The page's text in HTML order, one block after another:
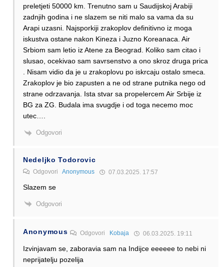
preletjeti 50000 km. Trenutno sam u Saudijskoj Arabiji
zadnjih godina i ne slazem se niti malo sa vama da su
Arapi uzasni. Najsporkiji zrakoplov definitivno iz moga
iskustva ostane nakon Kineza i Juzno Koreanaca. Air
Srbiom sam letio iz Atene za Beograd. Koliko sam citao i
slusao, ocekivao sam savrsenstvo a ono skroz druga prica
. Nisam vidio da je u zrakoplovu po iskrcaju ostalo smeca.
Zrakoplov je bio zapusten a ne od strane putnika nego od
strane odrzavanja. Ista stvar sa propelercem Air Srbije iz
BG za ZG. Budala ima svugdje i od toga necemo moc
utec….
Odgovori
Nedeljko Todorovic
Odgovori Anonymous 07.03.2025. 17:57
Slazem se
Odgovori
Anonymous Odgovori Kobaja 06.03.2025. 19:11
Izvinjavam se, zaboravia sam na Indijce eeeeee to nebi ni
neprijatelju pozelija